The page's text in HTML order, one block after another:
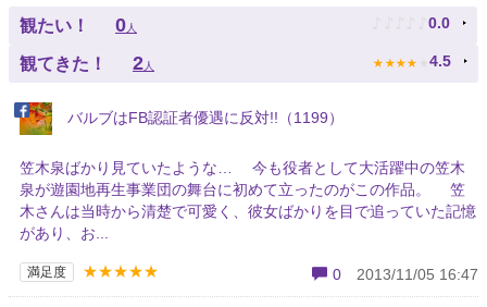
観たい！ 0人 ♪ ♪ ♪ ♪ ♪ 0.0
観てきた！ 2人 ★ ★ ★ ★ ★ 4.5
バルブはFB認証者優遇に反対!!（1199）
笠木泉ばかり見ていたような… 今も役者として大活躍中の笠木
泉が遊園地再生事業団の舞台に初めて立ったのがこの作品。 笠
木さんは当時から清楚で可愛く、彼女ばかりを目で追っていた記憶
があり、お...
満足度 ★★★★★ 0 2013/11/05 16:47